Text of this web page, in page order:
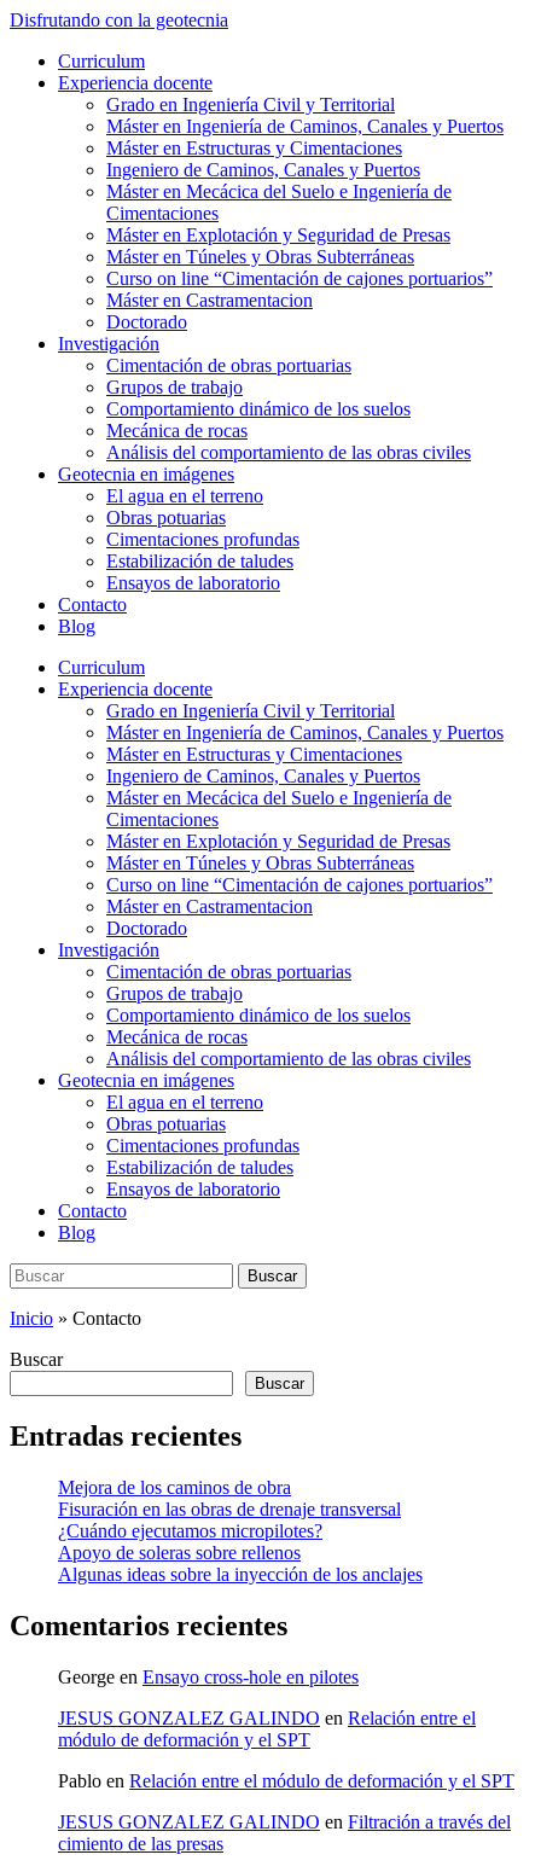
Saltar
contenido
principal
Disfrutando con la geotecnia
AlternarCurriculum
Experiencia docente
Grado en Ingeniería Civil y Territorial
Máster en Ingeniería de Caminos, Canales y Puertos
Máster en Estructuras y Cimentaciones
Ingeniero de Caminos, Canales y Puertos
Máster en Mecácica del Suelo e Ingeniería de
Cimentaciones
Máster en Explotación y Seguridad de Presas
Máster en Túneles y Obras Subterráneas
Curso on line “Cimentación de cajones portuarios”
Máster en Castramentacion
Doctorado
Investigación
Cimentación de obras portuarias
Grupos de trabajo
Comportamiento dinámico de los suelos
Mecánica de rocas
Análisis del comportamiento de las obras civiles
Geotecnia en imágenes
El agua en el terreno
Obras potuarias
Cimentaciones profundas
Estabilización de taludes
Ensayos de laboratorio
Contacto
Blog
Curriculum
Experiencia docente
Grado en Ingeniería Civil y Territorial
Máster en Ingeniería de Caminos, Canales y Puertos
Máster en Estructuras y Cimentaciones
Ingeniero de Caminos, Canales y Puertos
Máster en Mecácica del Suelo e Ingeniería de
Cimentaciones
Máster en Explotación y Seguridad de Presas
Máster en Túneles y Obras Subterráneas
Curso on line “Cimentación de cajones portuarios”
Máster en Castramentacion
Doctorado
Investigación
Cimentación de obras portuarias
Grupos de trabajo
Comportamiento dinámico de los suelos
Mecánica de rocas
Análisis del comportamiento de las obras civiles
Geotecnia en imágenes
El agua en el terreno
Obras potuarias
Cimentaciones profundas
Estabilización de taludes
Ensayos de laboratorio
Contacto
Blog
Buscar:
Buscar
Inicio » Contacto
Buscar
Buscar
Entradas recientes
Mejora de los caminos de obra
Fisuración en las obras de drenaje transversal
¿Cuándo ejecutamos micropilotes?
Apoyo de soleras sobre rellenos
Algunas ideas sobre la inyección de los anclajes
Comentarios recientes
George en Ensayo cross-hole en pilotes
JESUS GONZALEZ GALINDO en Relación entre el
módulo de deformación y el SPT
Pablo en Relación entre el módulo de deformación y el SPT
JESUS GONZALEZ GALINDO en Filtración a través del
cimiento de las presas